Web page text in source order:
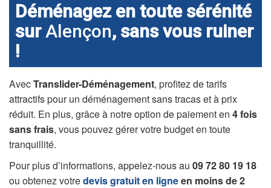
Déménagez en toute sérénité
surAlençon, sans vous ruiner
!
AvecTranslider-Déménagement, profitez de tarifs
attractifs pour un déménagement sans tracas et à prix
réduit. En plus, grâce à notre option de paiement en 4 fois
sans frais, vous pouvez gérer votre budget en toute
tranquillité.
Pour plus d’informations, appelez-nous au 09 72 80 19 18
ou obtenez votredevis gratuit en ligneen moins de 2